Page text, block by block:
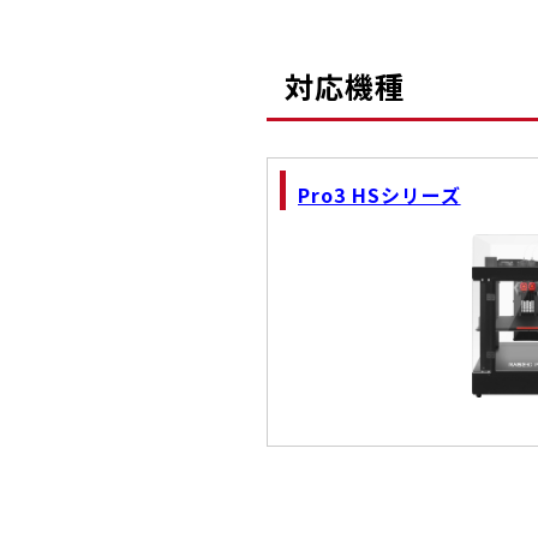
対応機種
Pro3 HSシリーズ